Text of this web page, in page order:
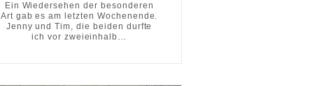
Ein Wiedersehen der besonderen
Art gab es am letzten Wochenende.
Jenny und Tim, die beiden durfte
ich vor zweieinhalb…